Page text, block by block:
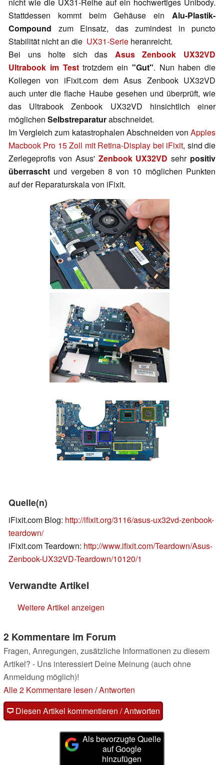
Stattdessen kommt beim Gehäuse ein Alu-Plastik-
Compound zum Einsatz, das zumindest in puncto
Stabilität nicht an die UX31-Serie heranreicht.
Bei uns holte sich das Asus Zenbook UX32VD
Ultrabook im Testtrotzdem ein "Gut". Nun haben die
Kollegen von iFixit.com dem Asus Zenbook UX32VD
auch unter die flache Haube gesehen und überprüft, wie
das Ultrabook Zenbook UX32VD hinsichtlich einer
möglichen Selbstreparaturabschneidet.
Im Vergleich zum katastrophalen Abschneiden von Apples
Macbook Pro 15 Zoll mit Retina-Display bei iFixit, sind die
Zerlegeprofis von Asus' Zenbook UX32VD sehr positiv
überrascht und vergeben 8 von 10 möglichen Punkten
auf der Reparaturskala von iFixit.
Quelle(n)
iFixit.com Blog: http://ifixit.org/3116/asus-ux32vd-zenbook-
teardown/
iFixit.com Teardown: http://www.ifixit.com/Teardown/Asus-
Zenbook-UX32VD-Teardown/10120/1
Verwandte Artikel
Weitere Artikel anzeigen
2 Kommentare im Forum
Fragen, Anregungen, zusätzliche Informationen zu diesem
Artikel? - Uns interessiert Deine Meinung (auch ohne
Anmeldung möglich)!
Alle 2 Kommentare lesen /Antworten
Diesen Artikel kommentieren / Antworten
Als bevorzugte Quelle
auf Google
hinzufügen